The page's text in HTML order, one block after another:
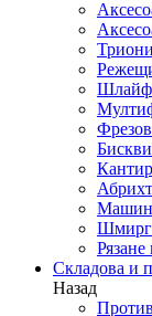
Триони
Складова и
Назад